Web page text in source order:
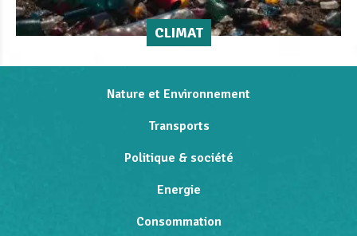
CLIMAT
Nature et Environnement
Transports
Politique & société
Energie
Consommation